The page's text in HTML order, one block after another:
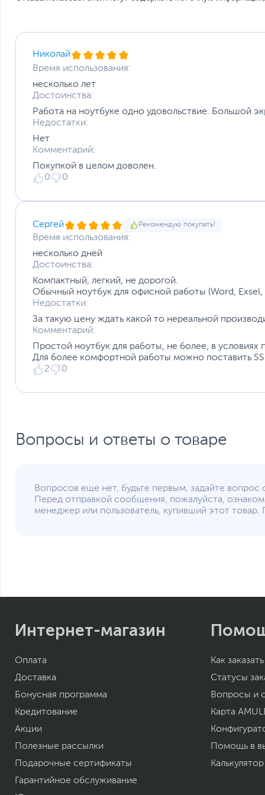
Материалы отделки
Особенности клавиатуры
Цвет, используемый в оформлении
Операционная система
Операционная система
Внимание
Размеры и вес
Размеры (Ш х В х Г)
Вес, кг
Вес с упаковкой
Срок гарантии (мес.)
Ссылка на сайт производителя
Если вы заметили ошибку или неточность в описании товара,
Xарактеристики, комплект поставки и внешний вид данного
без отражения в каталоге интернет-магазина.
Николай
Время использования:
несколько лет
Достоинства:
Работа на ноутбуке одно удовольствие. Большой
Недостатки:
Нет
Комментарий:
Покупкой в целом доволен.
0
0
Сергей Рекомендую покупать!
Время использования:
несколько дней
Достоинства:
Компактный, легкий, не дорогой.
Обычный ноутбук для офисной работы (Word, Exsel,
Недостатки:
За такую цену ждать какой то нереальной
Комментарий:
Простой ноутбук для работы, не более, в
Для более комфортной работы можно поставить
2
0
Вопросы и ответы о товаре
Вопросов еще нет, будьте первым, задайте
Перед отправкой сообщения, пожалуйста,
менеджер или пользователь, купивший этот
Интернет-магазин
Оплата
Доставка
Бонусная программа
Кредитование
Акции
Полезные рассылки
Подарочные сертификаты
Гарантийное обслуживание
Как заказать
Статусы
Вопросы и
Карта
Помощь в